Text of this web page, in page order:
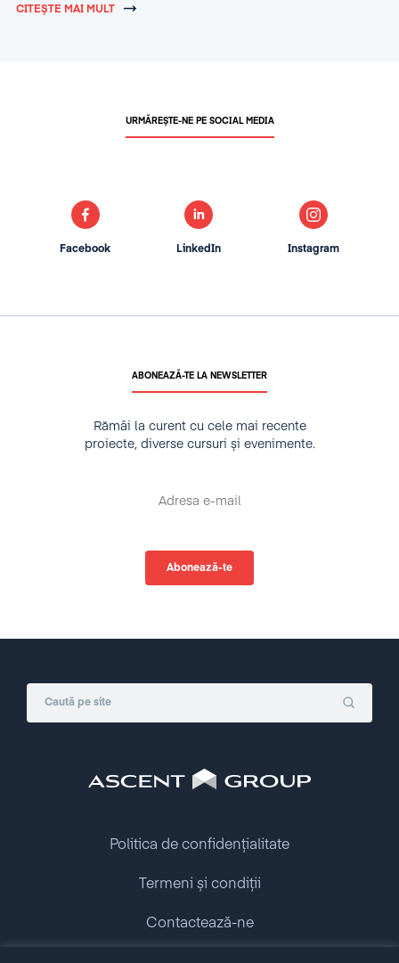
CITEȘTE MAI MULT
ABONEAZĂ-TE LA NEWSLETTER
Rămâi la curent cu cele mai recente
proiecte, diverse cursuri și evenimente.
URMĂREȘTE-NE PE SOCIAL MEDIA
Facebook LinkedIn Instagram
Politica de confidențialitate
Termeni și condiții
Contactează-ne